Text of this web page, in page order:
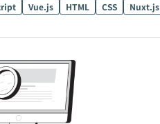
Vue.js HTML CSS Nuxt.js